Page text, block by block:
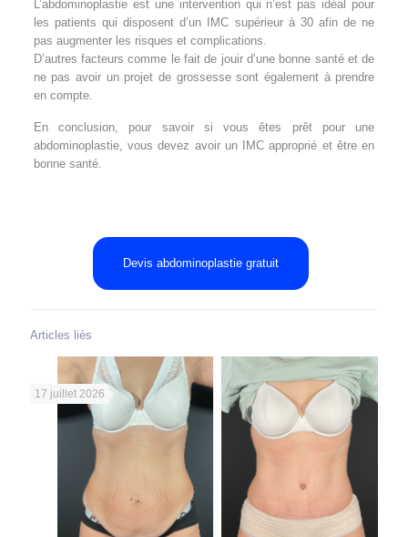
L’abdominoplastie est une intervention qui n’est pas idéal pour
les patients qui disposent d’un IMC supérieur à 30 afin de ne
pas augmenter les risques et complications.
D’autres facteurs comme le fait de jouir d’une bonne santé et de
ne pas avoir un projet de grossesse sont également à prendre
en compte.
En conclusion, pour savoir si vous êtes prêt pour une
abdominoplastie, vous devez avoir un IMC approprié et être en
bonne santé.
Devis abdominoplastie gratuit
Articles liés
17 juillet 2026